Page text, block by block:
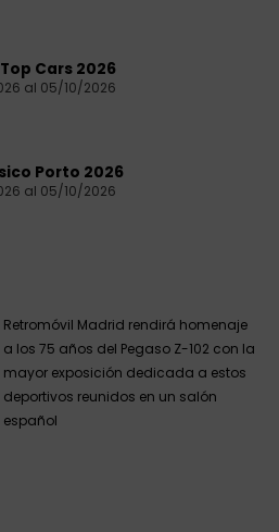
Cars 2026
al 05/10/2026
Porto 2026
al 05/10/2026
Retromóvil Madrid rendirá homenaje
a los 75 años del Pegaso Z-102 con la
mayor exposición dedicada a estos
deportivos reunidos en un salón
español